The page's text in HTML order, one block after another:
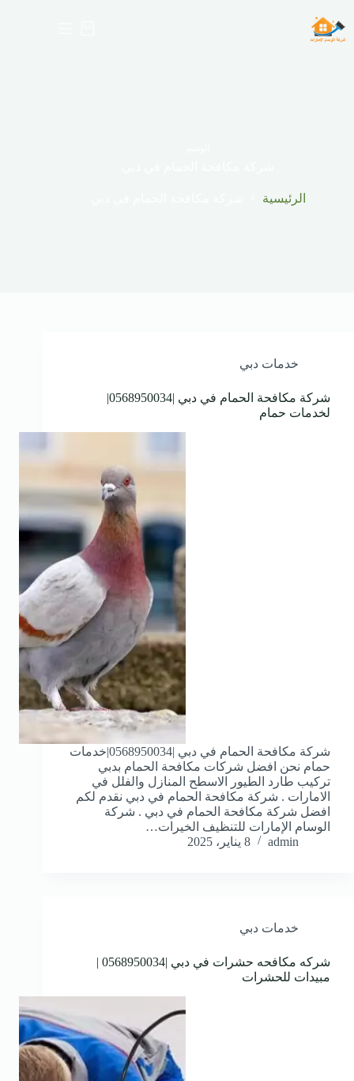
إلى
المحتوى
الرئيسية
خدمات دبي
شركة مكافحة الحمام في دبي |0568950034|
لخدمات حمام
شركة مكافحة الحمام في دبي |0568950034|خدمات
حمام نحن افضل شركات مكافحة الحمام بدبي
تركيب طارد الطيور الاسطح المنازل والفلل في
الامارات . شركة مكافحة الحمام في دبي نقدم لكم
افضل شركة مكافحة الحمام في دبي . شركة
الوسام الإمارات للتنظيف الخيرات…
admin
8 يناير، 2025
خدمات دبي
شركه مكافحه حشرات في دبي |0568950034 |
مبيدات للحشرات